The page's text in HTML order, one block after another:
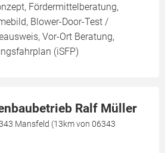
Fördermittelberatung,
Blower-Door-Test /
Vor-Ort Beratung,
(iSFP)
Ralf Müller
Mansfeld (13km von 06343